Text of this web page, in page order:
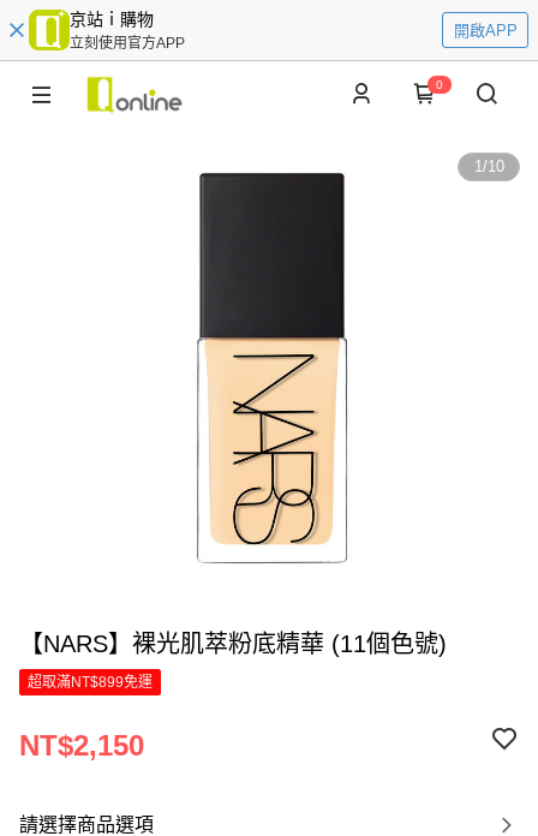
京站ｉ購物
立刻使用官方APP
開啟APP
0
1/10
【NARS】裸光肌萃粉底精華 (11個色號)
超取滿NT$899免運
NT$2,150
請選擇商品選項